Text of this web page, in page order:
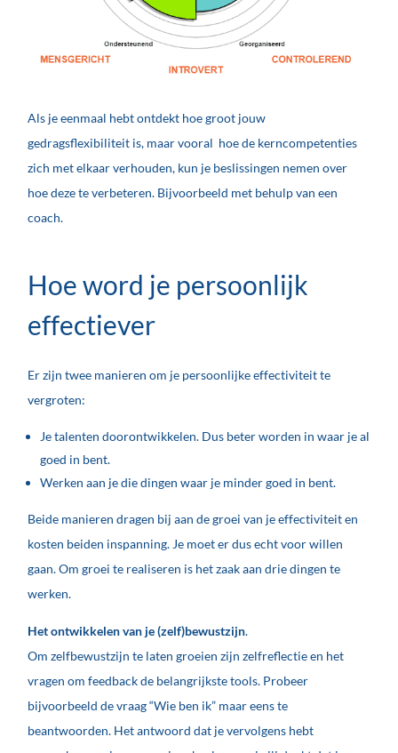
Als je eenmaal hebt ontdekt hoe groot jouw
gedragsflexibiliteit is, maar vooral hoe de kerncompetenties
zich met elkaar verhouden, kun je beslissingen nemen over
hoe deze te verbeteren. Bijvoorbeeld met behulp van een
coach.
Hoe word je persoonlijk
effectiever
Er zijn twee manieren om je persoonlijke effectiviteit te
vergroten:
Je talenten doorontwikkelen. Dus beter worden in waar je al
goed in bent.
Werken aan je die dingen waar je minder goed in bent.
Beide manieren dragen bij aan de groei van je effectiviteit en
kosten beiden inspanning. Je moet er dus echt voor willen
gaan. Om groei te realiseren is het zaak aan drie dingen te
werken.
Het ontwikkelen van je (zelf)bewustzijn.
Om zelfbewustzijn te laten groeien zijn zelfreflectie en het
vragen om feedback de belangrijkste tools. Probeer
bijvoorbeeld de vraag “Wie ben ik” maar eens te
beantwoorden. Het antwoord dat je vervolgens hebt